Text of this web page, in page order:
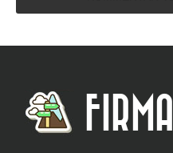
FIRMA